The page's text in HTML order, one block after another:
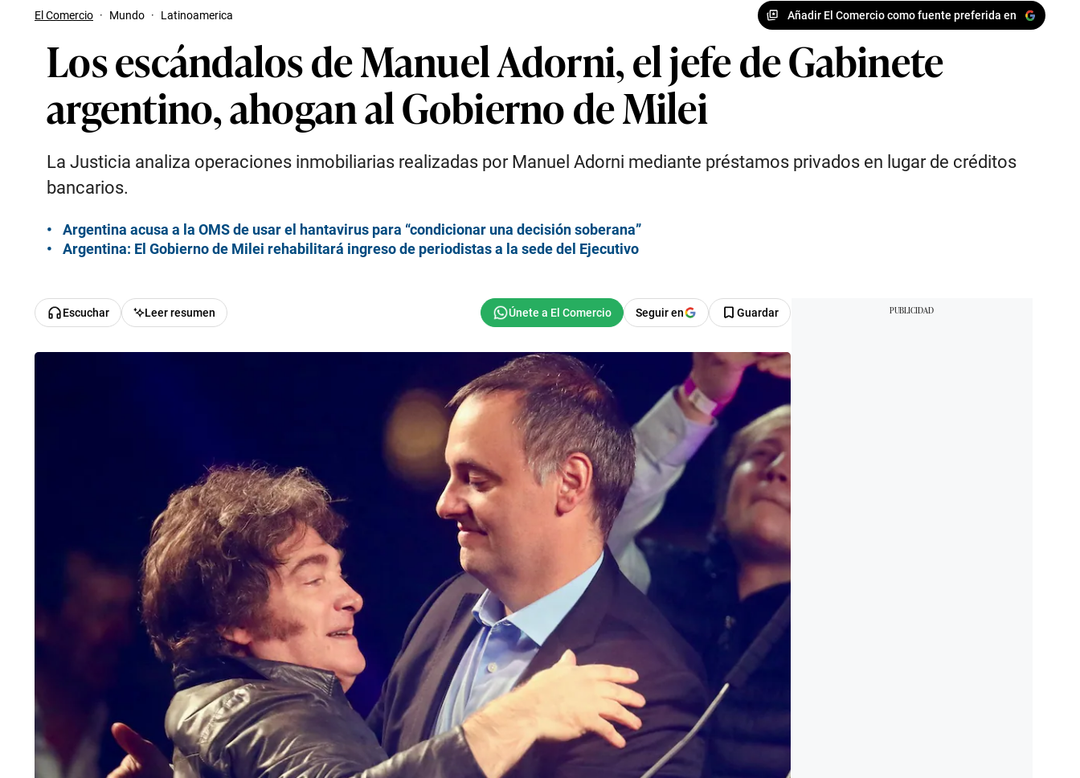
El Comercio · Mundo · Latinoamerica Añadir El Comercio como fuente preferida en
Los escándalos de Manuel Adorni, el jefe de Gabinete
argentino, ahogan al Gobierno de Milei
La Justicia analiza operaciones inmobiliarias realizadas por Manuel Adorni mediante préstamos privados en lugar de créditos
bancarios.
Argentina acusa a la OMS de usar el hantavirus para “condicionar una decisión soberana”
Argentina: El Gobierno de Milei rehabilitará ingreso de periodistas a la sede del Ejecutivo
Escuchar Leer resumen Seguir en Guardar